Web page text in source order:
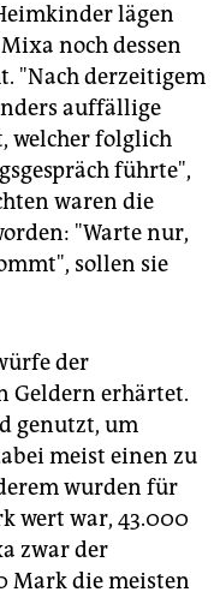
lägen
noch dessen
"Nach derzeitigem
auffällige
welcher folglich
führte",
waren die
"Warte nur,
sollen sie
der
Geldern erhärtet.
genutzt, um
meist einen zu
wurden für
wert war, 43.000
zwar der
Mark die meisten